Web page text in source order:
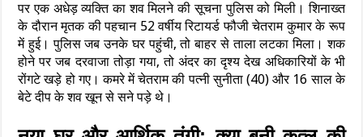
पर एक अधेड़ व्यक्ति का शव मिलने की सूचना पुलिस को मिली। शिनाख्त
के दौरान मृतक की पहचान 52 वर्षीय रिटायर्ड फौजी चेतराम कुमार के रूप
में हुई। पुलिस जब उनके घर पहुंची, तो बाहर से ताला लटका मिला। शक
होने पर जब दरवाजा तोड़ा गया, तो अंदर का दृश्य देख अधिकारियों के भी
रोंगटे खड़े हो गए। कमरे में चेतराम की पत्नी सुनीता (40) और 16 साल के
बेटे दीप के शव खून से सने पड़े थे।